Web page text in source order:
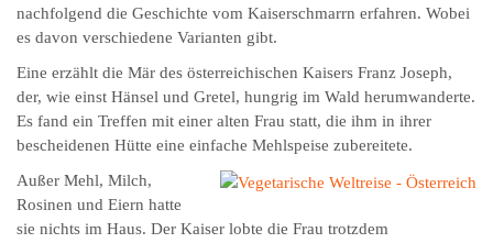
nachfolgend die Geschichte vom Kaiserschmarrn erfahren. Wobei
es davon verschiedene Varianten gibt.
Eine erzählt die Mär des österreichischen Kaisers Franz Joseph,
der, wie einst Hänsel und Gretel, hungrig im Wald herumwanderte.
Es fand ein Treffen mit einer alten Frau statt, die ihm in ihrer
bescheidenen Hütte eine einfache Mehlspeise zubereitete.
Außer Mehl, Milch,
Rosinen und Eiern hatte
sie nichts im Haus. Der Kaiser lobte die Frau trotzdem